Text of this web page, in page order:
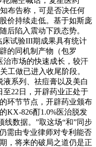
知布告称，可是否决任何
价持续走低。基于如斯庞
后陷入震动下跌态势。
床试验III期成果具有统计
的同机制产物（包罗
治市场的快速成长，较汗
工做已进入收尾阶段。
液系列、祛痘膏以及美白
至22日，开辟药业正处于
环节节点，开辟药业颁布
KX-826酊1.0%医治脱发
数据。”取这场“和”同步
需由专业律师对专利能否
，将来的破局之道仍是正